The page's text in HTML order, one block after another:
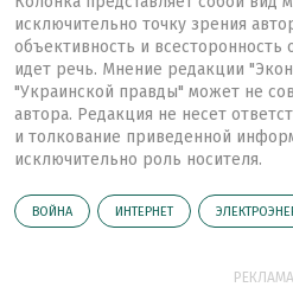
исключительно точку зрения
объективность и
идет речь. Мнение редакции
"Украинской правды" может не
автора. Редакция не несет
и толкование приведенной
исключительно роль носителя.
ВОЙНА ИНТЕРНЕТ